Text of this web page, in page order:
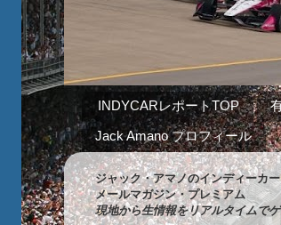
INDYCARレポートTOP
Jack Amano プロフィール
ジャック・アマノのインディーカ
メールマガジン・プレミアム
現地から生情報をリアルタイムでゲ